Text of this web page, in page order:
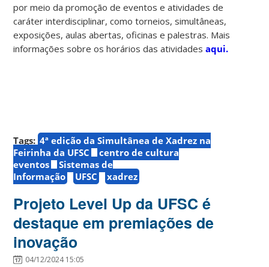
por meio da promoção de eventos e atividades de
caráter interdisciplinar, como torneios, simultâneas,
exposições, aulas abertas, oficinas e palestras. Mais
informações sobre os horários das atividadesaqui.
Tags: 4ª edição da Simultânea de Xadrez na
Feirinha da UFSC
centro de cultura
eventos
Sistemas de
Informação
UFSC xadrez
Projeto Level Up da UFSC é
destaque em premiações de
inovação
04/12/2024 15:05